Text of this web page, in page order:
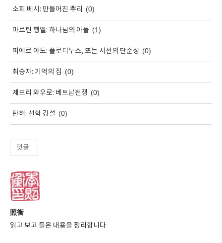
소피 베시: 만들어진 뿌리 (0)
마르틴 헹엘: 하나님의 아들 (1)
피에르 아도: 플로티누스, 또는 시선의 단순성 (0)
최승자: 기억의 집 (0)
제프리 와우로: 베트남전쟁 (0)
탄허: 선학 강설 (0)
댓글
照衡
읽고 보고 들은 내용을 정리합니다